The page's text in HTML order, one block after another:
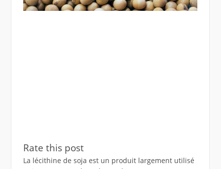
Rate this post
La lécithine de soja est un produit largement utilisé